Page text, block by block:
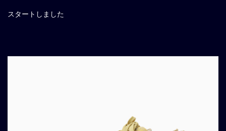
Web Store
スタートしました